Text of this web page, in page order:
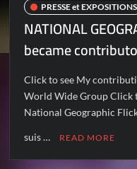
PRESSE et EXPOSITIONS
NATIONAL
became
Click to see My
World Wide Group Click
National Geographic
suis … READ MORE